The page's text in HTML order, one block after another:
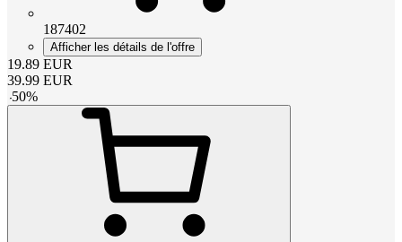
187402
Afficher les détails de l'offre
19.89 EUR
39.99 EUR
-50%